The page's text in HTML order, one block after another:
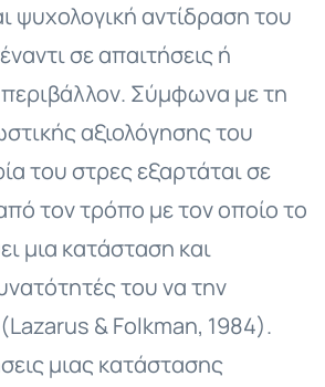
ψυχολογική αντίδραση του
σε απαιτήσεις ή
περιβάλλον. Σύμφωνα με τη
αξιολόγησης του
του στρες εξαρτάται σε
τον τρόπο με τον οποίο το
μια κατάσταση και
του να την
& Folkman, 1984).
μιας κατάστασης